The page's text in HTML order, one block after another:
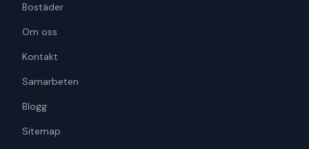
Bostäder
Om oss
Kontakt
Samarbeten
Blogg
Sitemap